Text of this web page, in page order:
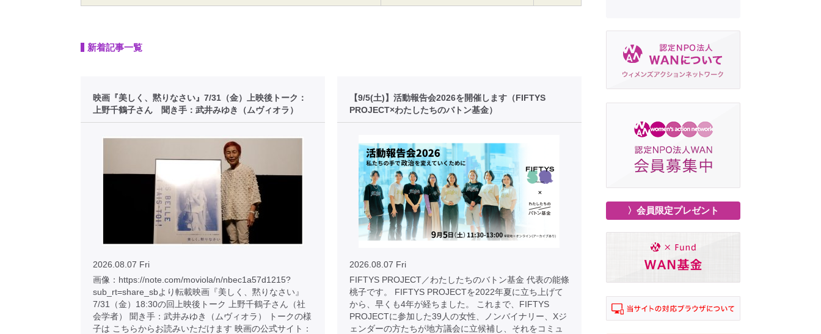
新着記事一覧
映画『美しく、黙りなさい』7/31（金）上映後トーク：
上野千鶴子さん 聞き手：武井みゆき（ムヴィオラ）
2026.08.07 Fri
画像：https://note.com/moviola/n/nbec1a57d1215?
sub_rt=share_sbより転載映画『美しく、黙りなさい』
7/31（金）18:30の回上映後トーク 上野千鶴子さん（社
会学者） 聞き手：武井みゆき（ムヴィオラ） トークの様
子は こちらからお読みいただけます 映画の公式サイト：
【9/5(土)】活動報告会2026を開催します（FIFTYS
PROJECT×わたしたちのバトン基金）
2026.08.07 Fri
FIFTYS PROJECT／わたしたちのバトン基金 代表の能條
桃子です。 FIFTYS PROJECTを2022年夏に立ち上げて
から、早くも4年が経ちました。 これまで、FIFTYS
PROJECTに参加した39人の女性、ノンバイナリー、Xジ
ェンダーの方たちが地方議会に立候補し、それをコミュ
〉会員限定プレゼント